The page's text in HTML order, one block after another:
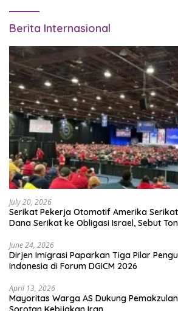
Berita Internasional
July 20, 2026
Serikat Pekerja Otomotif Amerika
Dana Serikat ke Obligasi Israel, Sebut
June 24, 2026
Dirjen Imigrasi Paparkan Tiga Pilar
Indonesia di Forum DGICM 2026
April 13, 2026
Mayoritas Warga AS Dukung